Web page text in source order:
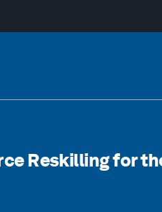
Reskilling for